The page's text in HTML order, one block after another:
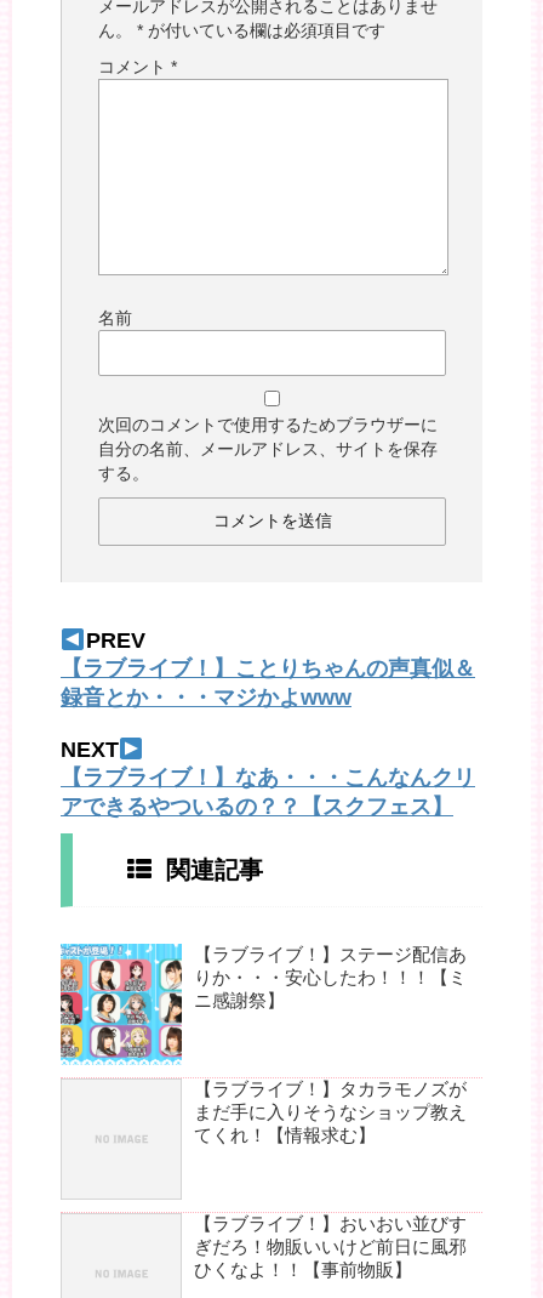
メールアドレスが公開されることはありませ
ん。
* が付いている欄は必須項目です
コメント *
名前
次回のコメントで使用するためブラウザーに
自分の名前、メールアドレス、サイトを保存
する。
PREV
【ラブライブ！】ことりちゃんの声真似＆
録音とか・・・マジかよwww
NEXT
【ラブライブ！】なあ・・・こんなんクリ
アできるやついるの？？【スクフェス】
関連記事
【ラブライブ！】ステージ配信あ
りか・・・安心したわ！！！【ミ
ニ感謝祭】
【ラブライブ！】タカラモノズが
まだ手に入りそうなショップ教え
てくれ！【情報求む】
【ラブライブ！】おいおい並びす
ぎだろ！物販いいけど前日に風邪
ひくなよ！！【事前物販】